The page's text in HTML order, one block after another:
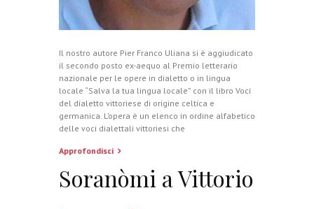
Il nostro autore Pier Franco Uliana si è aggiudicato
il secondo posto ex-aequo al Premio letterario
nazionale per le opere in dialetto o in lingua
locale “Salva la tua lingua locale” con il libro Voci
del dialetto vittoriese di origine celtica e
germanica. L’opera è un elenco in ordine alfabetico
delle voci dialettali vittoriesi che
Approfondisci
Soranòmi a Vittorio